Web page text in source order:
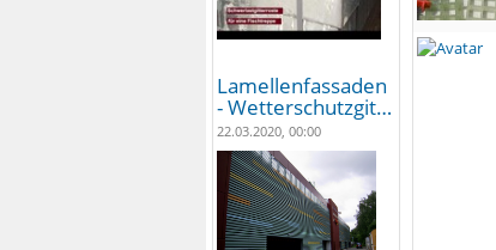
Lamellenfassaden
- Wetterschutzgit…
22.03.2020, 00:00